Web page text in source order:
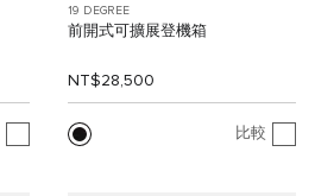
19 DEGREE
前開式可擴展登機箱
NT$28,500
比較